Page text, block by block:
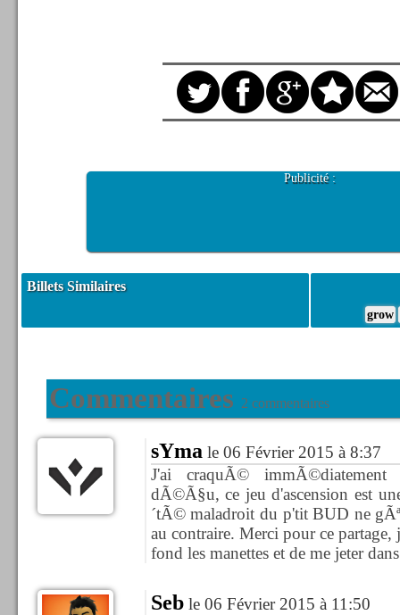
Publicité :
Billets Similaires
grow
Commentaires 2 commentaires
sYma le 06 Février 2015 à 8:37
J'ai craquÃ©
dÃ©Ã§u, ce jeu d'ascension est
´tÃ© maladroit du p'tit BUD ne
au contraire. Merci pour ce
fond les manettes et de me jeter
Seble 06 Février 2015 à 11:50